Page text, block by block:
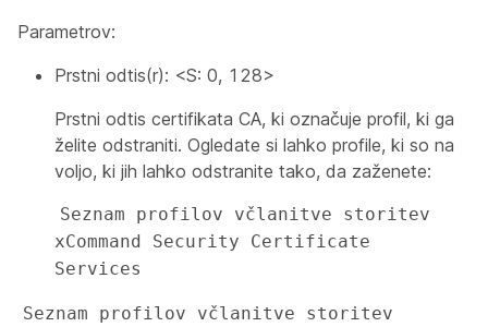
Parametrov:
Prstni odtis(r): <S: 0, 128>
Prstni odtis certifikata CA, ki označuje profil, ki ga
želite odstraniti. Ogledate si lahko profile, ki so na
voljo, ki jih lahko odstranite tako, da zaženete:
Seznam profilov včlanitve storitev
xCommand Security Certificate
Services
Seznam profilov včlanitve storitev